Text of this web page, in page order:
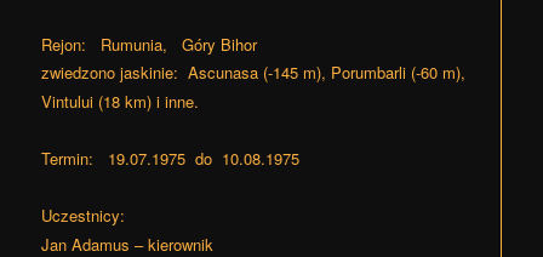
Rejon: Rumunia, Góry Bihor
zwiedzono jaskinie: Ascunasa (-145 m), Porumbarli (-60 m),
Vintului (18 km) i inne.
Termin: 19.07.1975 do 10.08.1975
Uczestnicy:
Jan Adamus – kierownik